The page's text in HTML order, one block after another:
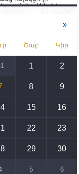
գտնվում են ՀՀ
ներքո
համար շահավետ
համար. իսպանացի
անձնակազմի
»
Շաբ Կիր
1 2
8 9
15 16
22 23
29 30
5 6